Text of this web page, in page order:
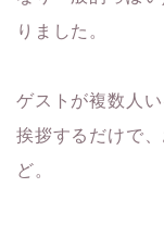
りました。
ゲストが複数人
挨拶するだけで
ど。